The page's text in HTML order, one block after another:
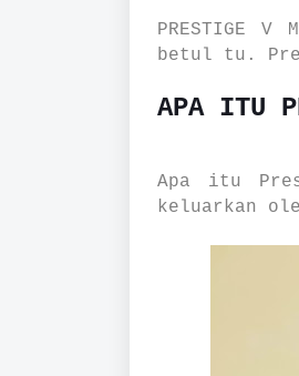
PRESTIGE V
betul tu.
APA ITU
Apa itu
keluarkan